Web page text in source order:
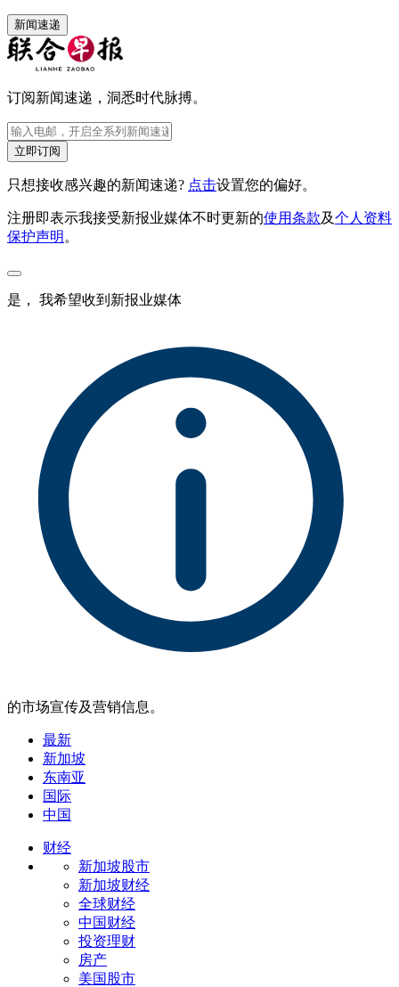
新闻速递
订阅新闻速递，洞悉时代脉搏。
立即订阅
只想接收感兴趣的新闻速递? 点击设置您的偏好。
注册即表示我接受新报业媒体不时更新的使用条款及个人资料
保护声明 。
是， 我希望收到新报业媒体
的市场宣传及营销信息。
最新
新加坡
东南亚
国际
中国
财经
新加坡股市
新加坡财经
全球财经
中国财经
投资理财
房产
美国股市